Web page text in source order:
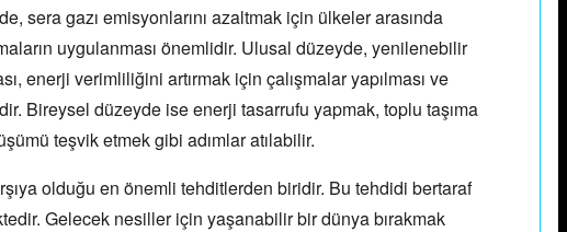
sera gazı emisyonlarını azaltmak için ülkeler arasında
uygulanması önemlidir. Ulusal düzeyde, yenilenebilir
enerji verimliliğini artırmak için çalışmalar yapılması ve
Bireysel düzeyde ise enerji tasarrufu yapmak, toplu taşıma
teşvik etmek gibi adımlar atılabilir.
olduğu en önemli tehditlerden biridir. Bu tehdidi bertaraf
Gelecek nesiller için yaşanabilir bir dünya bırakmak